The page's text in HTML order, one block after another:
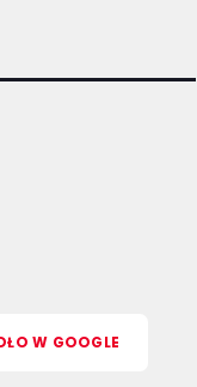
W GOOGLE